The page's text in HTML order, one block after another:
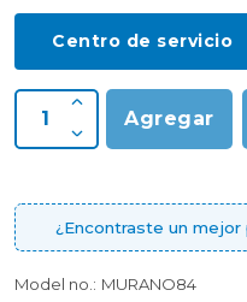
Centro de servicio
Agregar
¿Encontraste un mejor
Model no.: MURANO84